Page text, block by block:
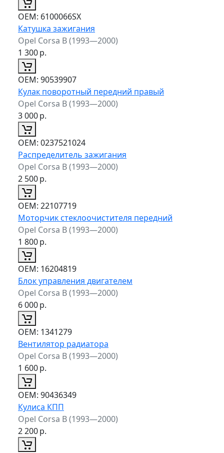
ОЕМ: 6100066SX
Катушка зажигания
Opel Corsa B (1993—2000)
1 300р.
ОЕМ: 90539907
Кулак поворотный передний правый
Opel Corsa B (1993—2000)
3 000р.
ОЕМ: 0237521024
Распределитель зажигания
Opel Corsa B (1993—2000)
2 500р.
ОЕМ: 22107719
Моторчик стеклоочистителя передний
Opel Corsa B (1993—2000)
1 800р.
ОЕМ: 16204819
Блок управления двигателем
Opel Corsa B (1993—2000)
6 000р.
ОЕМ: 1341279
Вентилятор радиатора
Opel Corsa B (1993—2000)
1 600р.
ОЕМ: 90436349
Кулиса КПП
Opel Corsa B (1993—2000)
2 200р.